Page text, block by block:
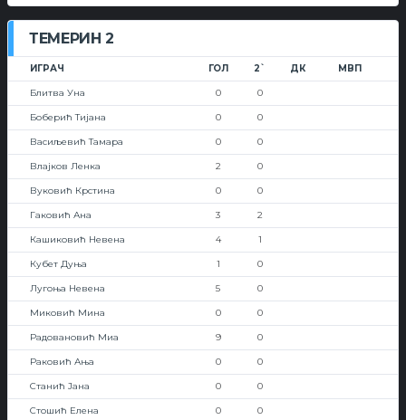
ТЕМЕРИН 2
ИГРАЧ ГОЛ 2` ДК МВП
Блитва Уна 0 0
Боберић Тијана 0 0
Васиљевић Тамара 0 0
Влајков Ленка 2 0
Вуковић Крстина 0 0
Гаковић Ана 3 2
Кашиковић Невена 4 1
Кубет Дуња 1 0
Лугоња Невена 5 0
Миковић Мина 0 0
Радовановић Миа 9 0
Раковић Ања 0 0
Станић Јана 0 0
Стошић Елена 0 0